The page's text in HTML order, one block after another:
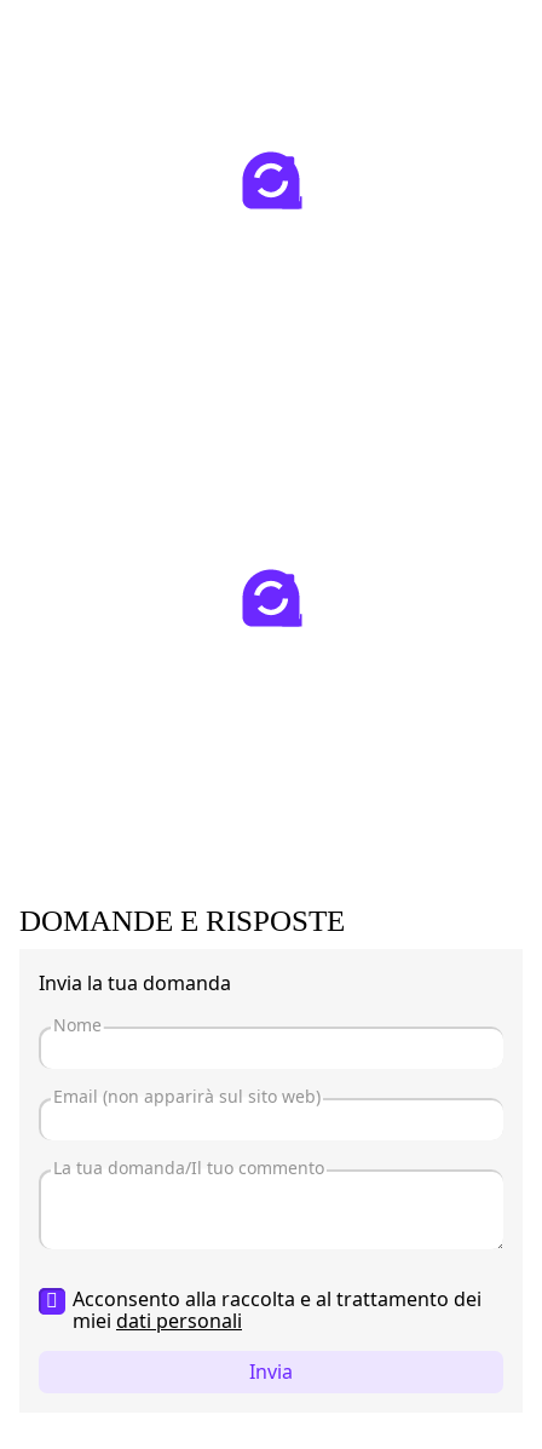
DOMANDE E RISPOSTE
Invia la tua domanda
Acconsento alla raccolta e al trattamento dei
miei dati personali
Invia